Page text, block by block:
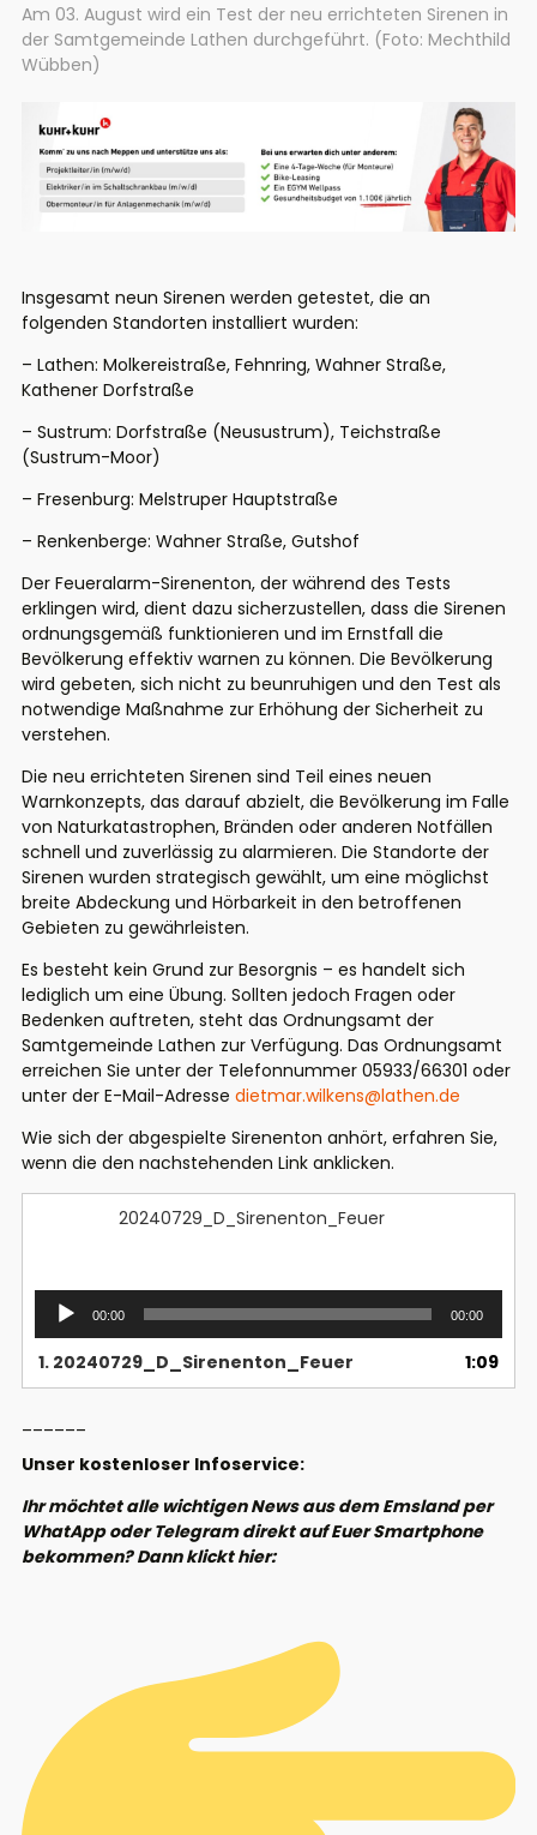
Am 03. August wird ein Test der neu errichteten Sirenen in
der Samtgemeinde Lathen durchgeführt. (Foto: Mechthild
Wübben)
Insgesamt neun Sirenen werden getestet, die an
folgenden Standorten installiert wurden:
– Lathen: Molkereistraße, Fehnring, Wahner Straße,
Kathener Dorfstraße
– Sustrum: Dorfstraße (Neusustrum), Teichstraße
(Sustrum-Moor)
– Fresenburg: Melstruper Hauptstraße
– Renkenberge: Wahner Straße, Gutshof
Der Feueralarm-Sirenenton, der während des Tests
erklingen wird, dient dazu sicherzustellen, dass die Sirenen
ordnungsgemäß funktionieren und im Ernstfall die
Bevölkerung effektiv warnen zu können. Die Bevölkerung
wird gebeten, sich nicht zu beunruhigen und den Test als
notwendige Maßnahme zur Erhöhung der Sicherheit zu
verstehen.
Die neu errichteten Sirenen sind Teil eines neuen
Warnkonzepts, das darauf abzielt, die Bevölkerung im Falle
von Naturkatastrophen, Bränden oder anderen Notfällen
schnell und zuverlässig zu alarmieren. Die Standorte der
Sirenen wurden strategisch gewählt, um eine möglichst
breite Abdeckung und Hörbarkeit in den betroffenen
Gebieten zu gewährleisten.
Es besteht kein Grund zur Besorgnis – es handelt sich
lediglich um eine Übung. Sollten jedoch Fragen oder
Bedenken auftreten, steht das Ordnungsamt der
Samtgemeinde Lathen zur Verfügung. Das Ordnungsamt
erreichen Sie unter der Telefonnummer 05933/66301 oder
unter der E-Mail-Adresse dietmar.wilkens@lathen.de
Wie sich der abgespielte Sirenenton anhört, erfahren Sie,
wenn die den nachstehenden Link anklicken.
20240729_D_Sirenenton_Feuer
Audio-
Player
00:00 00:00
1. 20240729_D_Sirenenton_Feuer 1:09
Unser kostenloser Infoservice:
Ihr möchtet alle wichtigen News aus dem Emsland per
WhatApp oder Telegram direkt auf Euer Smartphone
bekommen? Dann klickt hier: